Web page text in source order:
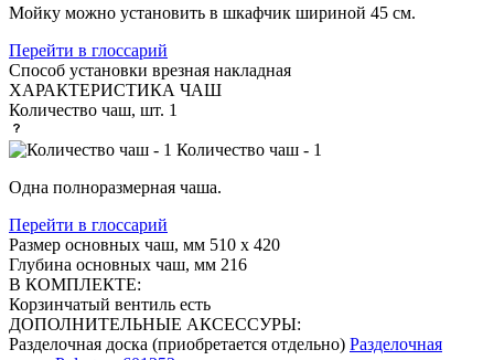
Мойку можно установить в шкафчик шириной 45 см.
Перейти в глоссарий
Способ установки врезная накладная
ХАРАКТЕРИСТИКА ЧАШ
Количество чаш, шт. 1
Количество чаш - 1
Одна полноразмерная чаша.
Перейти в глоссарий
Размер основных чаш, мм 510 х 420
Глубина основных чаш, мм 216
В КОМПЛЕКТЕ:
Корзинчатый вентиль есть
ДОПОЛНИТЕЛЬНЫЕ АКСЕССУРЫ:
Разделочная доска (приобретается отдельно) Разделочная